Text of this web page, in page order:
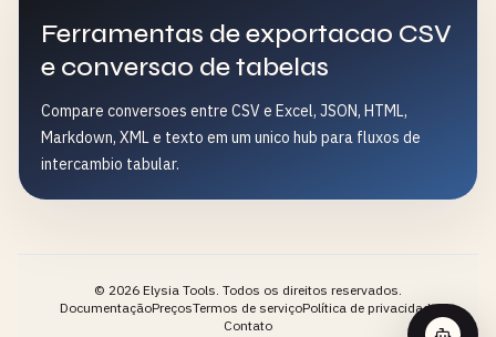
Ferramentas de exportacao CSV
e conversao de tabelas
Compare conversoes entre CSV e Excel, JSON, HTML,
Markdown, XML e texto em um unico hub para fluxos de
intercambio tabular.
© 2026 Elysia Tools. Todos os direitos reservados.
DocumentaçãoPreçosTermos de serviçoPolítica de privacidade
Contato